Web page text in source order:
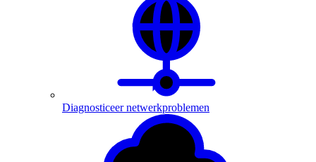
Diagnosticeer netwerkproblemen